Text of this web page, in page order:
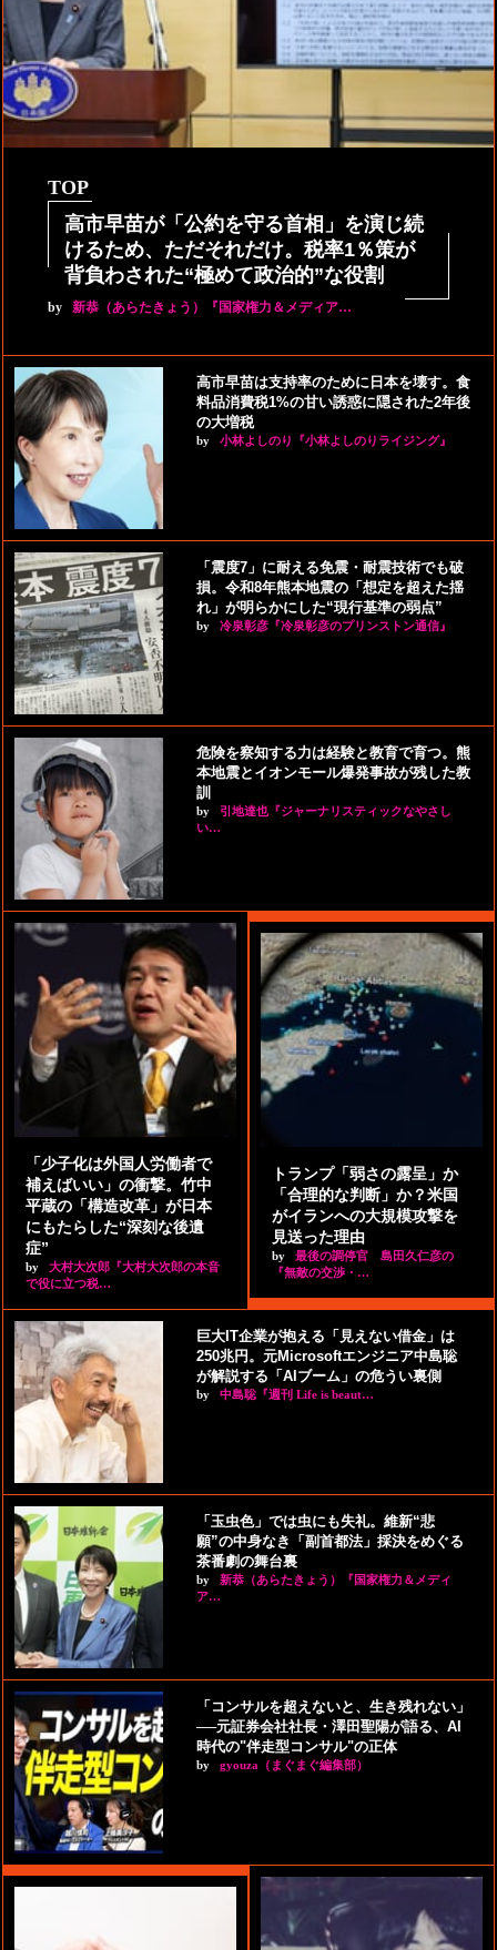
TOP
高市早苗が「公約を守る首相」を演じ続
けるため、ただそれだけ。税率1％策が
背負わされた“極めて政治的”な役割
by 新恭（あらたきょう）『国家権力＆メディア…
高市早苗は支持率のために日本を壊す。食
料品消費税1%の甘い誘惑に隠された2年後
の大増税
by 小林よしのり『小林よしのりライジング』
「震度7」に耐える免震・耐震技術でも破
損。令和8年熊本地震の「想定を超えた揺
れ」が明らかにした“現行基準の弱点”
by 冷泉彰彦『冷泉彰彦のプリンストン通信』
危険を察知する力は経験と教育で育つ。熊
本地震とイオンモール爆発事故が残した教
訓
by
引地達也『ジャーナリスティックなやさし
い…
「少子化は外国人労働者で
補えばいい」の衝撃。竹中
平蔵の「構造改革」が日本
にもたらした“深刻な後遺
症”
by
大村大次郎『大村大次郎の本音
で役に立つ税…
トランプ「弱さの露呈」か
「合理的な判断」か？米国
がイランへの大規模攻撃を
見送った理由
by
最後の調停官 島田久仁彦の
『無敵の交渉・…
巨大IT企業が抱える「見えない借金」は
250兆円。元Microsoftエンジニア中島聡
が解説する「AIブーム」の危うい裏側
by 中島聡『週刊 Life is beaut…
「玉虫色」では虫にも失礼。維新“悲
願”の中身なき「副首都法」採決をめぐる
茶番劇の舞台裏
by
新恭（あらたきょう）『国家権力＆メディ
ア…
「コンサルを超えないと、生き残れない」
──元証券会社社長・澤田聖陽が語る、AI
時代の"伴走型コンサル"の正体
by gyouza（まぐまぐ編集部）